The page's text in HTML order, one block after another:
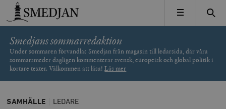
Timbro
MENY
Smedjans sommarredaktion
Under sommaren förvandlas Smedjan från magasin till ledarsida, där våra
sommarsmeder dagligen kommenterar svensk, europeisk och global politik i
kortare texter. Välkommen att läsa!Läs mer
SAMHÄLLE LEDARE